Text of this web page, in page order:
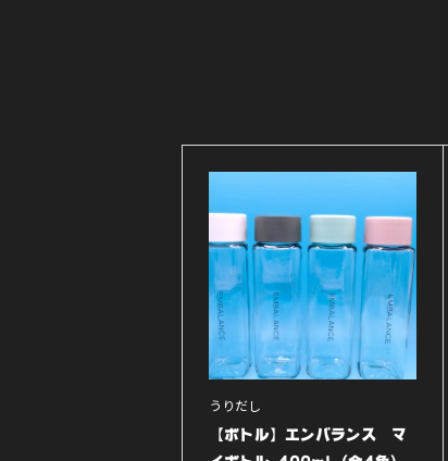
うりだし
【ボトル】エンバランス マ